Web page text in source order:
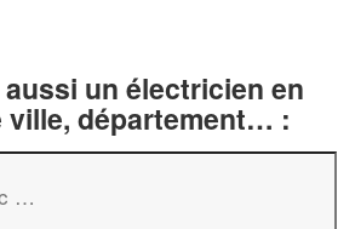
un électricien en
ville, département… :